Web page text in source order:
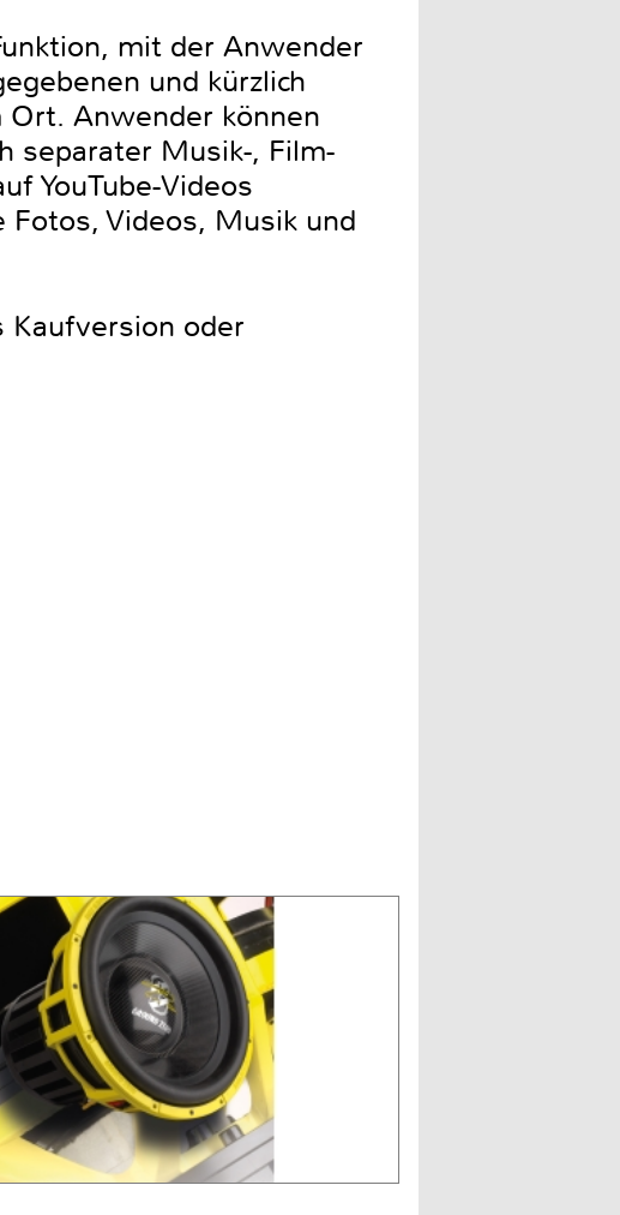
mit der Anwender
und kürzlich
Anwender können
separater Musik-, Film-
YouTube-Videos
Videos, Musik und
Kaufversion oder